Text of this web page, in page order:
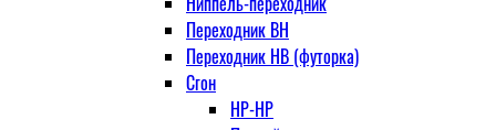
Переходник ВН
Переходник НВ (футорка)
Сгон
НР-НР